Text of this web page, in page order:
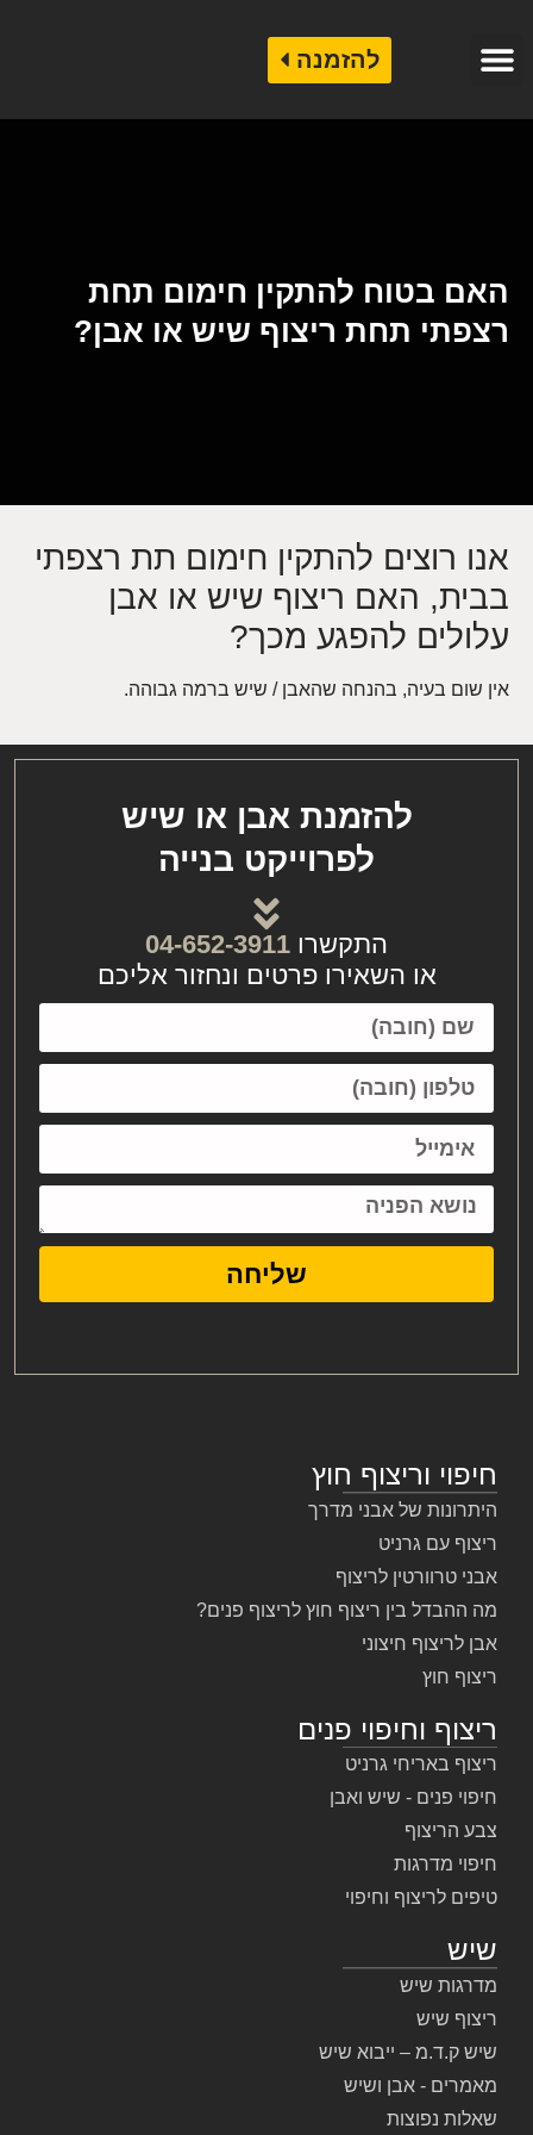
להזמנה
האם בטוח להתקין חימום תחת
רצפתי תחת ריצוף שיש או אבן?
אנו רוצים להתקין חימום תת רצפתי
בבית, האם ריצוף שיש או אבן
עלולים להפגע מכך?
אין שום בעיה, בהנחה שהאבן / שיש ברמה גבוהה.
להזמנת אבן או שיש
לפרוייקט בנייה
התקשרו 04-652-3911
או השאירו פרטים ונחזור אליכם
שליחה
חיפוי וריצוף חוץ
היתרונות של אבני מדרך
ריצוף עם גרניט
אבני טרוורטין לריצוף
מה ההבדל בין ריצוף חוץ לריצוף פנים?
אבן לריצוף חיצוני
ריצוף חוץ
ריצוף וחיפוי פנים
ריצוף באריחי גרניט
חיפוי פנים - שיש ואבן
צבע הריצוף
חיפוי מדרגות
טיפים לריצוף וחיפוי
שיש
מדרגות שיש
ריצוף שיש
שיש ק.ד.מ – ייבוא שיש
מאמרים - אבן ושיש
שאלות נפוצות